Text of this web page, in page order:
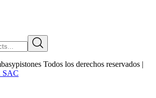
Todos los derechos reservados |
SAC